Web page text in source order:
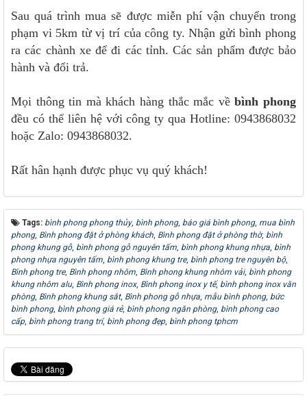
Sau quá trình mua sẽ được miễn phí vận chuyển trong
phạm vi 5km từ vị trí của công ty. Nhận gửi bình phong
ra các chành xe để đi các tỉnh. Các sản phẩm được bảo
hành và đổi trả.
Mọi thông tin mà khách hàng thắc mắc vềbình phong
đều có thể liên hệ với công ty qua Hotline: 0943868032
hoặc Zalo: 0943868032.
Rất hân hạnh được phục vụ quý khách!
Tags: bình phong phong thủy, bình phong, báo giá bình phong, mua bình
phong, Bình phong đặt ở phòng khách, Bình phong đặt ở phòng thờ, bình
phong khung gỗ, bình phong gỗ nguyên tấm, bình phong khung nhựa, bình
phong nhựa nguyên tấm, bình phong khung tre, bình phong tre nguyên bộ,
Bình phong tre, Bình phong nhôm, Bình phong khung nhôm vải, bình phong
khung nhôm alu, Bình phong inox, Bình phong inox y tế, bình phong inox văn
phòng, Bình phong khung sắt, Bình phong gỗ nhựa, mẫu bình phong, bức
bình phong, bình phong giá rẻ, bình phong ngăn phòng, bình phong cao
cấp, bình phong trang trí, bình phong đẹp, bình phong tphcm